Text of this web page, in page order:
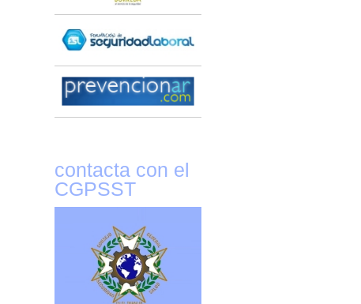
contacta con el
CGPSST